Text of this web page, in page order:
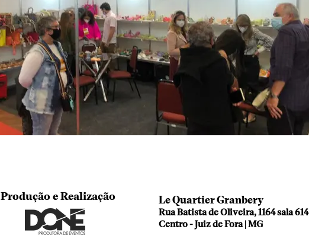
Produção e Realização Le Quartier Granbery
Rua Batista de Oliveira, 1164 sala 614
Centro - Juiz de Fora | MG